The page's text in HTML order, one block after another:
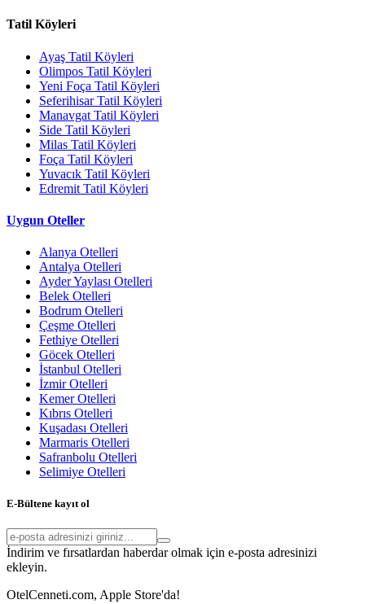
Tatil Köyleri
Ayaş Tatil Köyleri
Olimpos Tatil Köyleri
Yeni Foça Tatil Köyleri
Seferihisar Tatil Köyleri
Manavgat Tatil Köyleri
Side Tatil Köyleri
Milas Tatil Köyleri
Foça Tatil Köyleri
Yuvacık Tatil Köyleri
Edremit Tatil Köyleri
Uygun Oteller
Alanya Otelleri
Antalya Otelleri
Ayder Yaylası Otelleri
Belek Otelleri
Bodrum Otelleri
Çeşme Otelleri
Fethiye Otelleri
Göcek Otelleri
İstanbul Otelleri
İzmir Otelleri
Kemer Otelleri
Kıbrıs Otelleri
Kuşadası Otelleri
Marmaris Otelleri
Safranbolu Otelleri
Selimiye Otelleri
E-Bültene kayıt ol
İndirim ve fırsatlardan haberdar olmak için e-posta adresinizi
ekleyin.
OtelCenneti.com, Apple Store'da!